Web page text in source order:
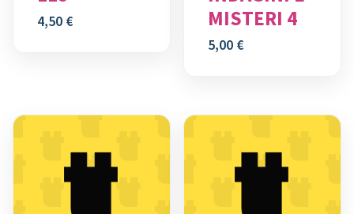
4,50 €
MISTERI 4
5,00 €